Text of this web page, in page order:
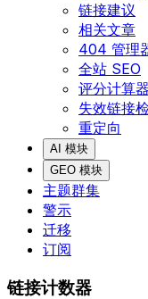
链接建议
相关文章
404 管理
全站 SEO
评分计算器
失效链接
重定向
AI 模块
GEO 模块
主题群集
警示
迁移
订阅
链接计数器